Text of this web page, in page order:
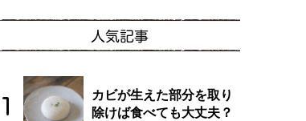
人気記事
カビが生えた部分を取り
除けば食べても大丈夫？